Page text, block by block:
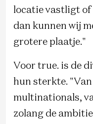
locatie vastligt of
dan kunnen wij
grotere plaatje."
Voor true. is de
hun sterkte.
multinationals,
zolang de